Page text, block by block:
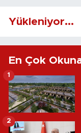
Yükleniyor...
En Çok
1
2